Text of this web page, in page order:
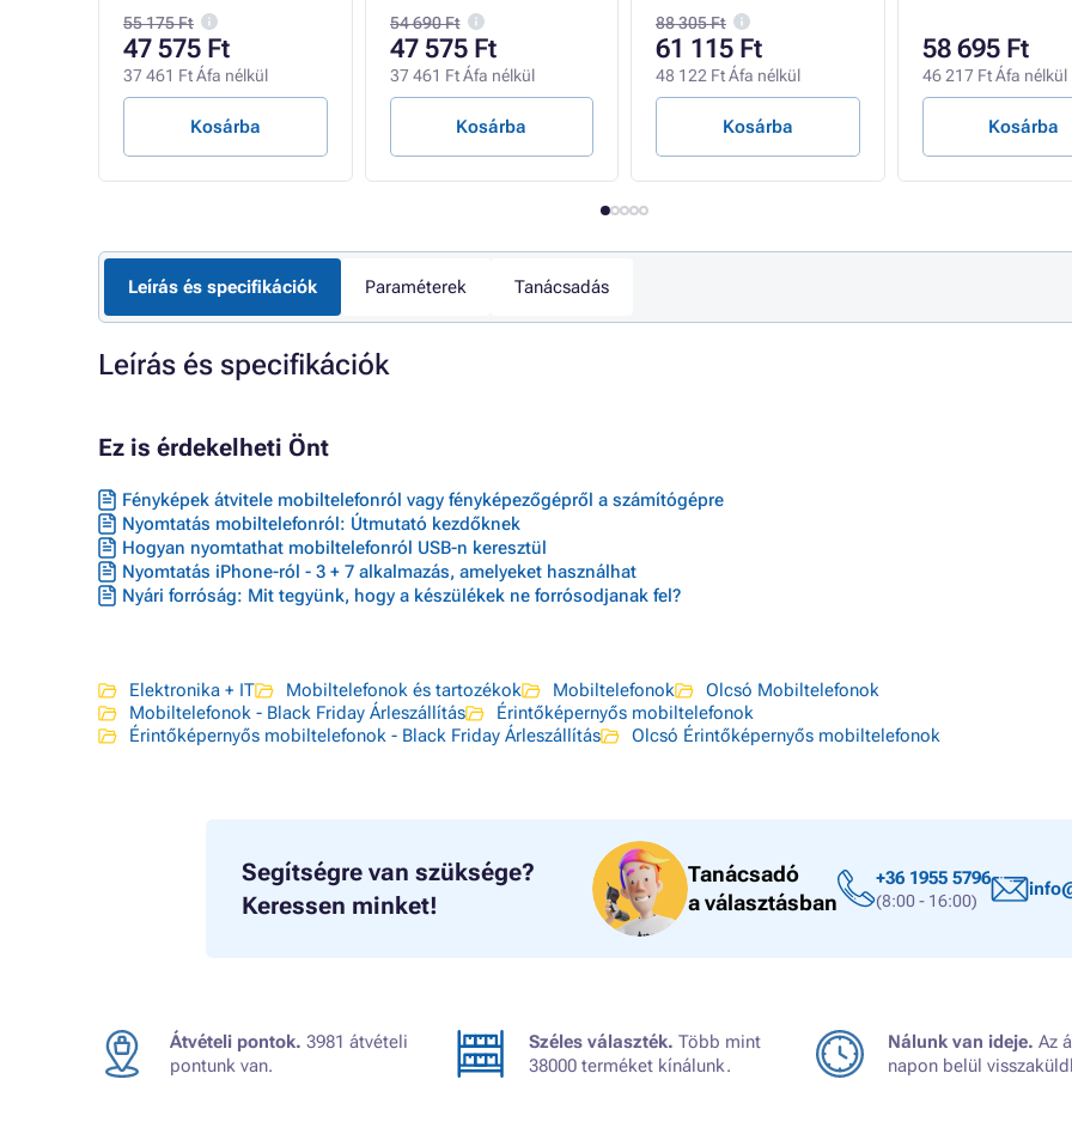
55 175 Ft
47 575 Ft
37 461 Ft Áfa nélkül
Kosárba
54 690 Ft
47 575 Ft
37 461 Ft Áfa nélkül
Kosárba
88 305 Ft
61 115 Ft
48 122 Ft Áfa nélkül
Kosárba
58 695 Ft
46 217 Ft Áfa nélkül
Kosárba
Leírás és specifikációk Paraméterek Tanácsadás
Leírás és specifikációk
Ez is érdekelheti Önt
Fényképek átvitele mobiltelefonról vagy fényképezőgépről a számítógépre
Nyomtatás mobiltelefonról: Útmutató kezdőknek
Hogyan nyomtathat mobiltelefonról USB-n keresztül
Nyomtatás iPhone-ról - 3 + 7 alkalmazás, amelyeket használhat
Nyári forróság: Mit tegyünk, hogy a készülékek ne forrósodjanak fel?
Elektronika + IT Mobiltelefonok és tartozékok Mobiltelefonok
Olcsó Mobiltelefonok
Mobiltelefonok - Black Friday Árleszállítás
Érintőképernyős mobiltelefonok
Érintőképernyős mobiltelefonok - Black Friday Árleszállítás
Olcsó Érintőképernyős mobiltelefonok
Segítségre van szüksége?
Keressen minket!
Tanácsadó
a választásban
+36 1955 5796
(8:00 - 16:00)
Átvételi pontok. 3981 átvételi
pontunk van.
Széles választék. Több mint
38000 terméket kínálunk.
Nálunk van ideje. Az
napon belül